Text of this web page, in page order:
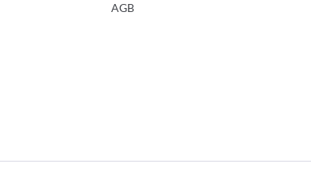
AGB